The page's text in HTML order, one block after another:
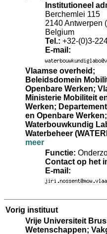
Institutioneel
Berchemlei 115
2140 Antwerpen
Belgium
Tel.: +32-(0)3-
E-mail:
Vlaamse overheid;
Beleidsdomein
Openbare Werken;
Ministerie Mobiliteit
Werken;
en Openbare Werken;
Waterbouwkundig
Waterbeheer
meer
Functie:
Contact op het
E-mail:
Vorig instituut
Vrije Universiteit
Wetenschappen;